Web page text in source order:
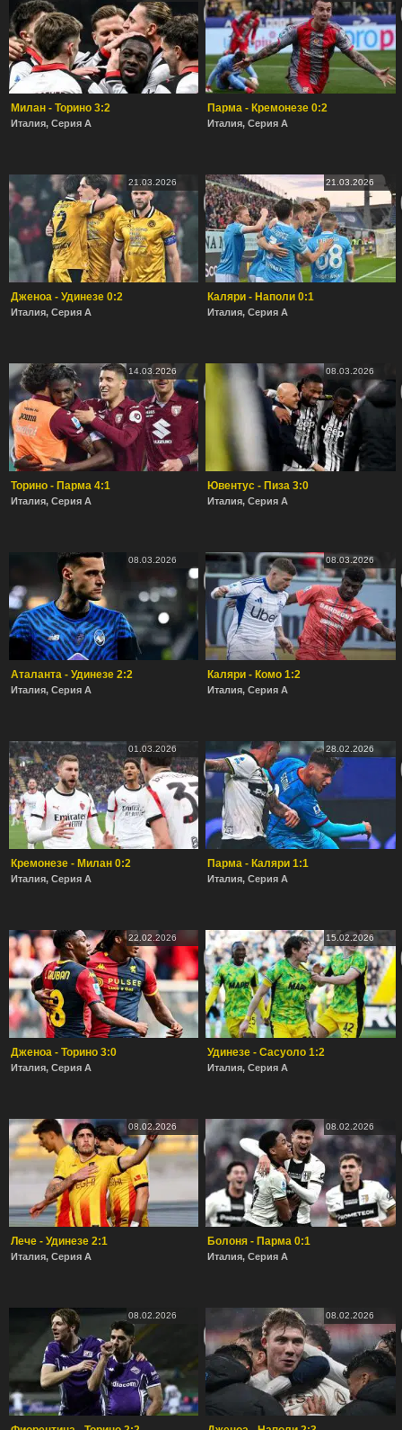
Милан - Торино 3:2
Италия, Серия А
Парма - Кремонезе 0:2
Италия, Серия А
21.03.2026
Дженоа - Удинезе 0:2
Италия, Серия А
21.03.2026
Каляри - Наполи 0:1
Италия, Серия А
14.03.2026
Торино - Парма 4:1
Италия, Серия А
08.03.2026
Ювентус - Пиза 3:0
Италия, Серия А
08.03.2026
Аталанта - Удинезе 2:2
Италия, Серия А
08.03.2026
Каляри - Комо 1:2
Италия, Серия А
01.03.2026
Кремонезе - Милан 0:2
Италия, Серия А
28.02.2026
Парма - Каляри 1:1
Италия, Серия А
22.02.2026
Дженоа - Торино 3:0
Италия, Серия А
15.02.2026
Удинезе - Сасуоло 1:2
Италия, Серия А
08.02.2026
Лече - Удинезе 2:1
Италия, Серия А
08.02.2026
Болоня - Парма 0:1
Италия, Серия А
08.02.2026 08.02.2026